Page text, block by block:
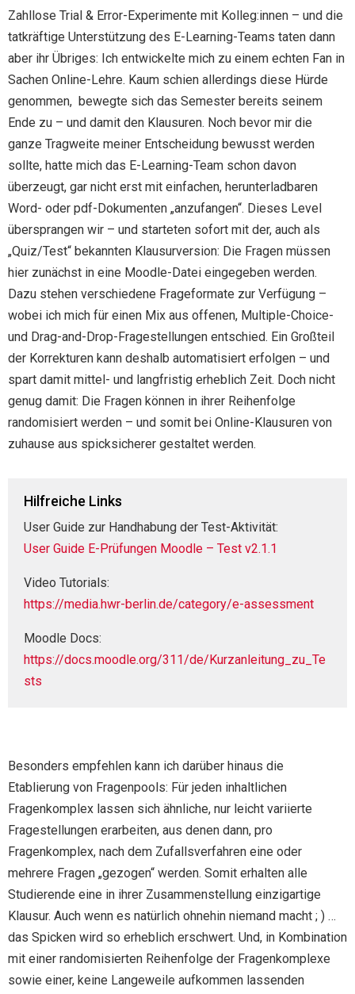
Zahllose Trial & Error-Experimente mit Kolleg:innen – und die
tatkräftige Unterstützung des E-Learning-Teams taten dann
aber ihr Übriges: Ich entwickelte mich zu einem echten Fan in
Sachen Online-Lehre. Kaum schien allerdings diese Hürde
genommen, bewegte sich das Semester bereits seinem
Ende zu – und damit den Klausuren. Noch bevor mir die
ganze Tragweite meiner Entscheidung bewusst werden
sollte, hatte mich das E-Learning-Team schon davon
überzeugt, gar nicht erst mit einfachen, herunterladbaren
Word- oder pdf-Dokumenten „anzufangen“. Dieses Level
übersprangen wir – und starteten sofort mit der, auch als
„Quiz/Test“ bekannten Klausurversion: Die Fragen müssen
hier zunächst in eine Moodle-Datei eingegeben werden.
Dazu stehen verschiedene Frageformate zur Verfügung –
wobei ich mich für einen Mix aus offenen, Multiple-Choice-
und Drag-and-Drop-Fragestellungen entschied. Ein Großteil
der Korrekturen kann deshalb automatisiert erfolgen – und
spart damit mittel- und langfristig erheblich Zeit. Doch nicht
genug damit: Die Fragen können in ihrer Reihenfolge
randomisiert werden – und somit bei Online-Klausuren von
zuhause aus spicksicherer gestaltet werden.
Hilfreiche Links
User Guide zur Handhabung der Test-Aktivität:
User Guide E-Prüfungen Moodle – Test v2.1.1
Video Tutorials:
https://media.hwr-berlin.de/category/e-assessment
Moodle Docs:
https://docs.moodle.org/311/de/Kurzanleitung_zu_Te
sts
Besonders empfehlen kann ich darüber hinaus die
Etablierung von Fragenpools: Für jeden inhaltlichen
Fragenkomplex lassen sich ähnliche, nur leicht variierte
Fragestellungen erarbeiten, aus denen dann, pro
Fragenkomplex, nach dem Zufallsverfahren eine oder
mehrere Fragen „gezogen“ werden. Somit erhalten alle
Studierende eine in ihrer Zusammenstellung einzigartige
Klausur. Auch wenn es natürlich ohnehin niemand macht ; ) …
das Spicken wird so erheblich erschwert. Und, in Kombination
mit einer randomisierten Reihenfolge der Fragenkomplexe
sowie einer, keine Langeweile aufkommen lassenden